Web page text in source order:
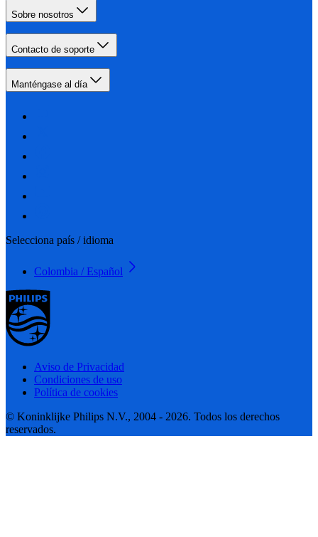
Sobre nosotros
Contacto de soporte
Manténgase al día
Selecciona país / idioma
Colombia / Español
Aviso de Privacidad
Condiciones de uso
Política de cookies
© Koninklijke Philips N.V., 2004 - 2026. Todos los derechos
reservados.